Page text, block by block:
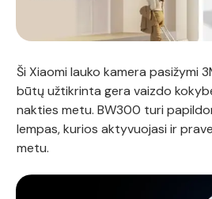
Ši Xiaomi lauko kamera pasižymi
būtų užtikrinta gera vaizdo
nakties metu. BW300 turi
lempas, kurios aktyvuojasi ir
metu.